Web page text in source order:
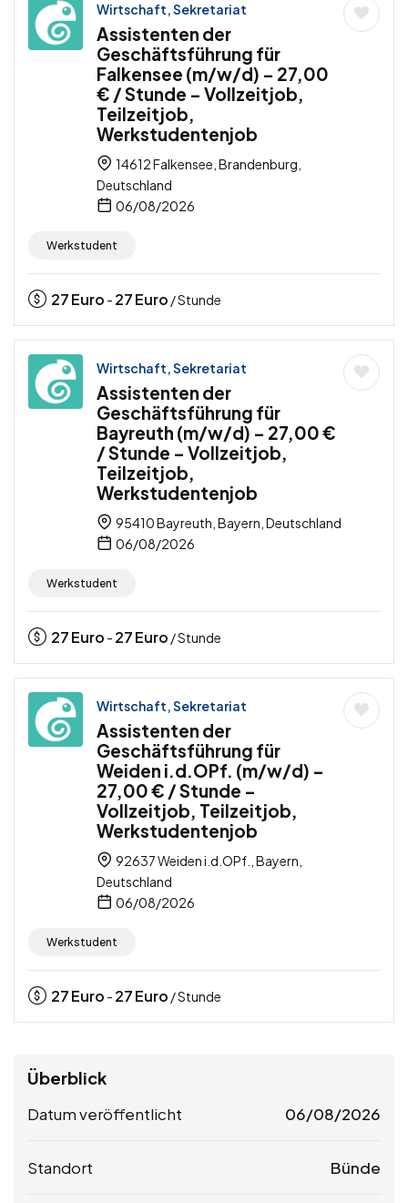
Wirtschaft, Sekretariat
Assistenten der
Geschäftsführung für
Falkensee (m/w/d) – 27,00
€ / Stunde – Vollzeitjob,
Teilzeitjob,
Werkstudentenjob
14612 Falkensee, Brandenburg,
Deutschland
06/08/2026
Werkstudent
27Euro - 27Euro / Stunde
Wirtschaft, Sekretariat
Assistenten der
Geschäftsführung für
Bayreuth (m/w/d) – 27,00 €
/ Stunde – Vollzeitjob,
Teilzeitjob,
Werkstudentenjob
95410 Bayreuth, Bayern, Deutschland
06/08/2026
Werkstudent
27Euro - 27Euro / Stunde
Wirtschaft, Sekretariat
Assistenten der
Geschäftsführung für
Weiden i.d.OPf. (m/w/d) –
27,00 € / Stunde –
Vollzeitjob, Teilzeitjob,
Werkstudentenjob
92637 Weiden i.d.OPf., Bayern,
Deutschland
06/08/2026
Werkstudent
27Euro - 27Euro / Stunde
Überblick
Datum veröffentlicht 06/08/2026
Standort Bünde